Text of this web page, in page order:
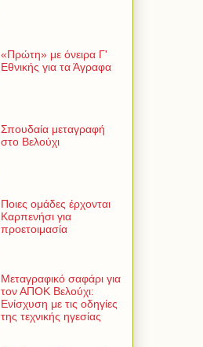
«Πρώτη» με όνειρα Γ'
Εθνικής για τα Άγραφα
Σπουδαία μεταγραφή
στο Βελούχι
Ποιες ομάδες έρχονται
Καρπενήσι για
προετοιμασία
Μεταγραφικό σαφάρι για
τον ΑΠΟΚ Βελούχι:
Ενίσχυση με τις οδηγίες
της τεχνικής ηγεσίας